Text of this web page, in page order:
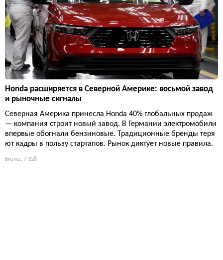
Honda расширяется в Северной Америке: восьмой завод
и рыночные сигналы
Северная Америка принесла Honda 40% глобальных продаж
— компания строит новый завод. В Германии электромобили
впервые обогнали бензиновые. Традиционные бренды теря
ют кадры в пользу стартапов. Рынок диктует новые правила.
Бизнес 7 328